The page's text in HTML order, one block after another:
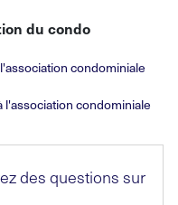
du condo
condominiale
condominiale
des questions sur